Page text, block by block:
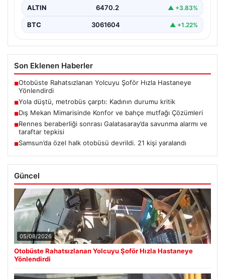
ALTIN 6470.2 ▲ +3.83%
BTC 3061604 ▲ +1.22%
Son Eklenen Haberler
■Otobüste Rahatsızlanan Yolcuyu Şoför Hızla Hastaneye
Yönlendirdi
■Yola düştü, metrobüs çarptı: Kadının durumu kritik
■Dış Mekan Mimarisinde Konfor ve bahçe mutfağı Çözümleri
■Rennes beraberliği sonrası Galatasaray’da savunma alarmı ve
taraftar tepkisi
■Samsun’da özel halk otobüsü devrildi. 21 kişi yaralandı
Güncel
05/08/2026
Otobüste Rahatsızlanan Yolcuyu Şoför Hızla Hastaneye
Yönlendirdi